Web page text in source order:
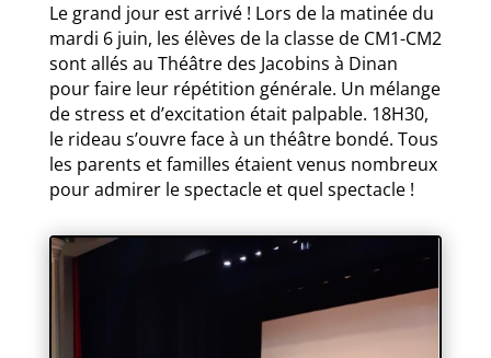
Le grand jour est arrivé ! Lors de la matinée du
mardi 6 juin, les élèves de la classe de CM1-CM2
sont allés au Théâtre des Jacobins à Dinan
pour faire leur répétition générale. Un mélange
de stress et d’excitation était palpable. 18H30,
le rideau s’ouvre face à un théâtre bondé. Tous
les parents et familles étaient venus nombreux
pour admirer le spectacle et quel spectacle !